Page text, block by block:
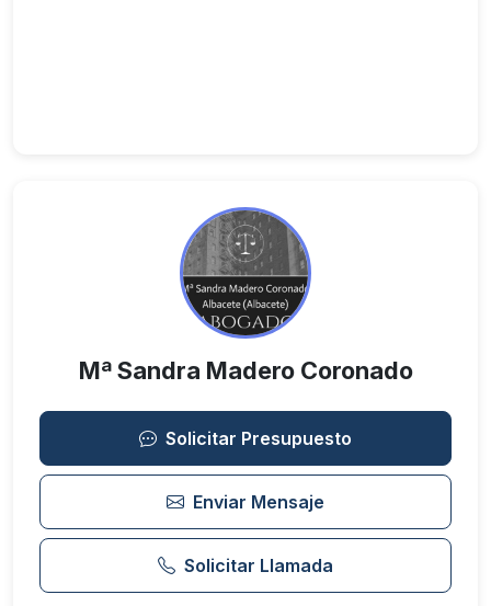
Mª Sandra Madero Coronado
Solicitar Presupuesto
Enviar Mensaje
Solicitar Llamada